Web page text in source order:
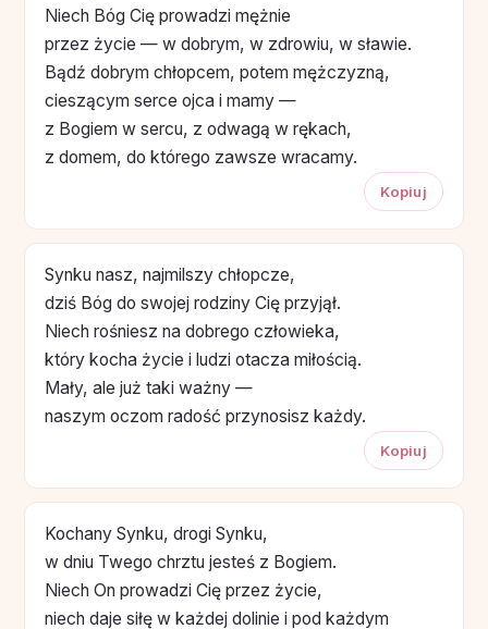
Niech Bóg Cię prowadzi mężnie
przez życie — w dobrym, w zdrowiu, w sławie.
Bądź dobrym chłopcem, potem mężczyzną,
cieszącym serce ojca i mamy —
z Bogiem w sercu, z odwagą w rękach,
z domem, do którego zawsze wracamy.
Kopiuj
Synku nasz, najmilszy chłopcze,
dziś Bóg do swojej rodziny Cię przyjął.
Niech rośniesz na dobrego człowieka,
który kocha życie i ludzi otacza miłością.
Mały, ale już taki ważny —
naszym oczom radość przynosisz każdy.
Kopiuj
Kochany Synku, drogi Synku,
w dniu Twego chrztu jesteś z Bogiem.
Niech On prowadzi Cię przez życie,
niech daje siłę w każdej dolinie i pod każdym